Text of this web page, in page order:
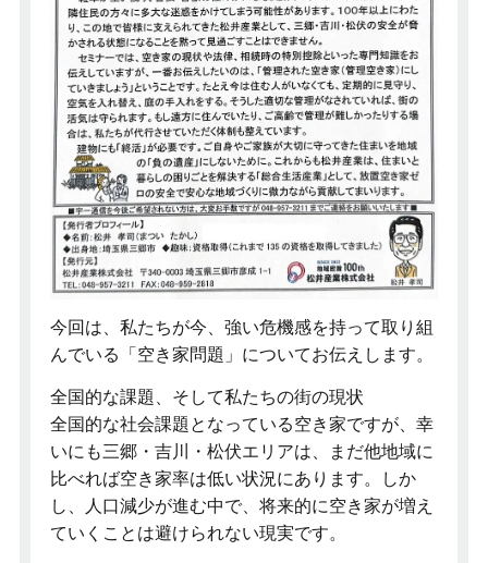
今回は、私たちが今、強い危機感を持って取り組
んでいる「空き家問題」についてお伝えします。
全国的な課題、そして私たちの街の現状
全国的な社会課題となっている空き家ですが、幸
いにも三郷・吉川・松伏エリアは、まだ他地域に
比べれば空き家率は低い状況にあります。しか
し、人口減少が進む中で、将来的に空き家が増え
ていくことは避けられない現実です。